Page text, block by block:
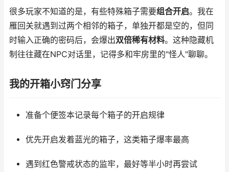
很多玩家不知道的是，有些特殊箱子需要组合开启。我在
雁回关就遇到过两个相邻的箱子，单独开都是空的，但同
时输入正确的密码后，会爆出双倍稀有材料。这种隐藏机
制往往藏在NPC对话里，记得多和牢房里的"怪人"聊聊。
我的开箱小窍门分享
准备个便签本记录每个箱子的开启规律
优先开启发着蓝光的箱子，这类箱子爆率最高
遇到红色警戒状态的监牢，最好等半小时再尝试